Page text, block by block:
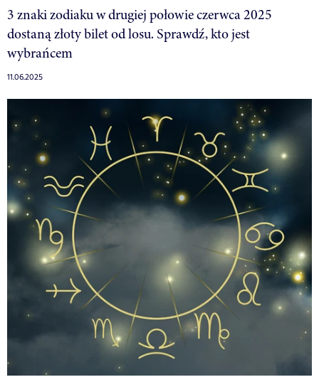
3 znaki zodiaku w drugiej połowie czerwca 2025
dostaną złoty bilet od losu. Sprawdź, kto jest
wybrańcem
11.06.2025